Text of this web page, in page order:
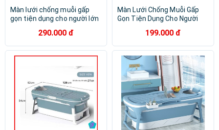
Màn lưới chống muỗi gấp
gọn tiện dụng cho người lớn
gọn thông minh Hoàng Nhân
290.000 đ
Màn Lưới Chống Muỗi Gấp
Gọn Tiện Dụng Cho Người
Màn Chụp Gấp Gọn Thông
Minh
199.000 đ